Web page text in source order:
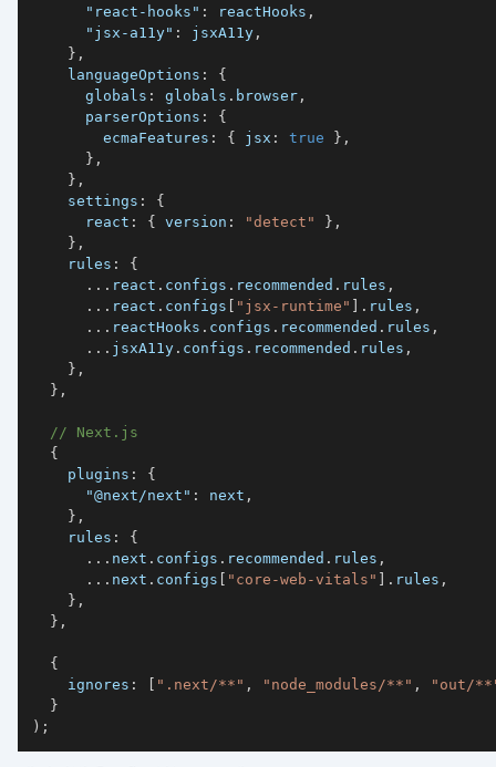
"react-hooks" : reactHooks ,
"jsx-a11y" : jsxA11y ,
} ,
languageOptions :
{
globals : globals . browser ,
parserOptions :
{
ecmaFeatures : { jsx : true } ,
} ,
} ,
settings :
{
react : { version : "detect" } ,
} ,
rules :
{
... react . configs . recommended . rules ,
... react . configs [ "jsx-runtime" ] . rules ,
... reactHooks . configs . recommended . rules ,
... jsxA11y . configs . recommended . rules ,
} ,
} ,
// Next.js
{
plugins :
{
"@next/next" : next ,
} ,
rules :
{
... next . configs . recommended . rules ,
... next . configs [ "core-web-vitals" ] . rules ,
} ,
} ,
{
ignores : [ ".next/**" , "node_modules/**" ,
"out/
}
) ;